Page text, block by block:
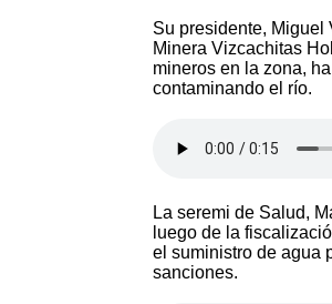
Su presidente, Miguel
Minera Vizcachitas
mineros en la zona,
contaminando el río.
La seremi de Salud,
luego de la
el suministro de agua
sanciones.